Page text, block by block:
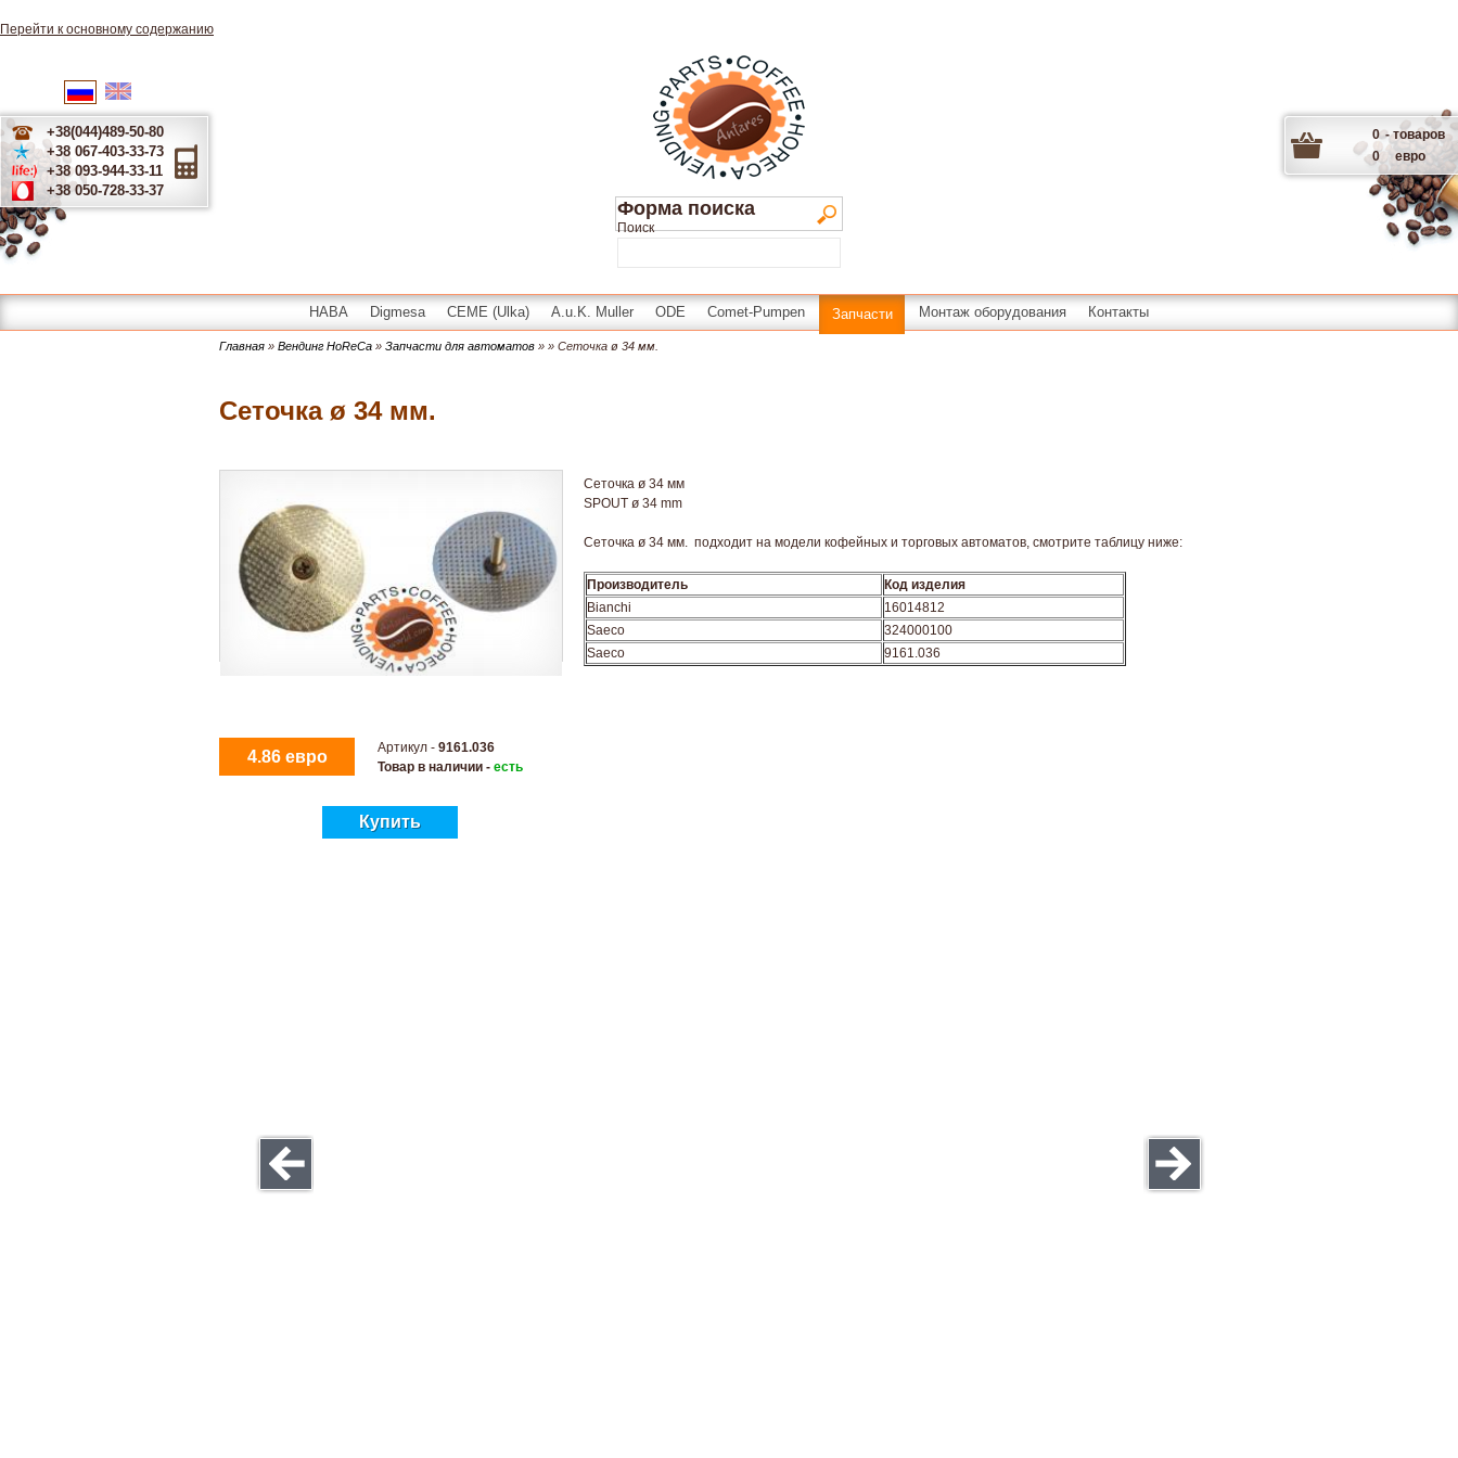
Перейти к основному содержанию
Русский
+38(044)489-50-80
+38 067-403-33-73
+38 093-944-33-11
+38 050-728-33-37
0 - товаров
0
евро
Форма поиска
Поиск
HABA Digmesa CEME (Ulka) A.u.K. Muller ODE Comet-Pumpen Запчасти Монтаж оборудования Контакты
Главная » Вендинг HoReCa » Запчасти для автоматов » » Сеточка ø 34 мм.
Сеточка ø 34 мм.
4.86 евро Артикул - 9161.036
Товар в наличии - есть
Купить
Сеточка ø 34 мм
SPOUT ø 34 mm
Сеточка ø 34 мм. подходит на модели кофейных и торговых автоматов, смотрите таблицу ниже:
Производитель
Код изделия
Bianchi
16014812
Saeco
324000100
Saeco
9161.036